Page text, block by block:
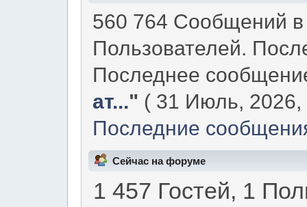
560 764 Сообщений
Пользователей.
Последнее
ат..." ( 31 Июль, 2026,
Последние
Сейчас на форуме
1 457 Гостей, 1